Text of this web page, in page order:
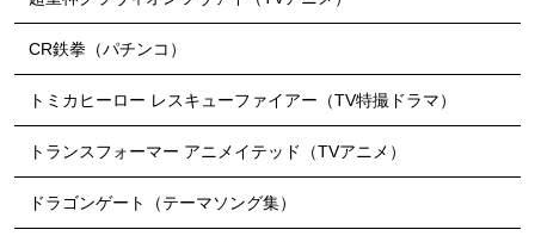
CR鉄拳（パチンコ）
トミカヒーロー レスキューファイアー（TV特撮ドラマ）
トランスフォーマー アニメイテッド（TVアニメ）
ドラゴンゲート（テーマソング集）